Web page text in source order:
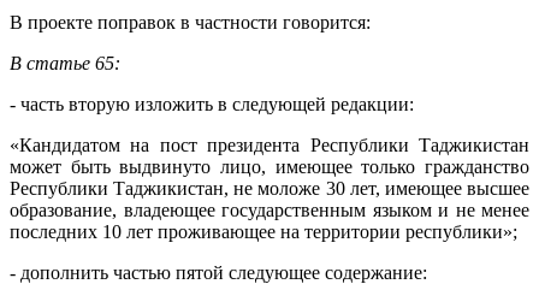
В проекте поправок в частности говорится:
В статье 65:
- часть вторую изложить в следующей редакции:
«Кандидатом на пост президента Республики Таджикистан
может быть выдвинуто лицо, имеющее только гражданство
Республики Таджикистан, не моложе 30 лет, имеющее высшее
образование, владеющее государственным языком и не менее
последних 10 лет проживающее на территории республики»;
- дополнить частью пятой следующее содержание: